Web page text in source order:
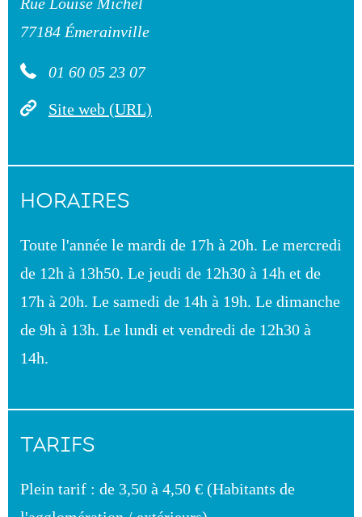
77184 Émerainville
01 60 05 23 07
Site web (URL)
HORAIRES
Toute l'année le mardi de 17h à 20h. Le mercredi
de 12h à 13h50. Le jeudi de 12h30 à 14h et de
17h à 20h. Le samedi de 14h à 19h. Le dimanche
de 9h à 13h. Le lundi et vendredi de 12h30 à
14h.
TARIFS
Plein tarif : de 3,50 à 4,50 € (Habitants de